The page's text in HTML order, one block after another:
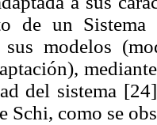
de un Sistema
sus modelos
del sistema
Schi, como se